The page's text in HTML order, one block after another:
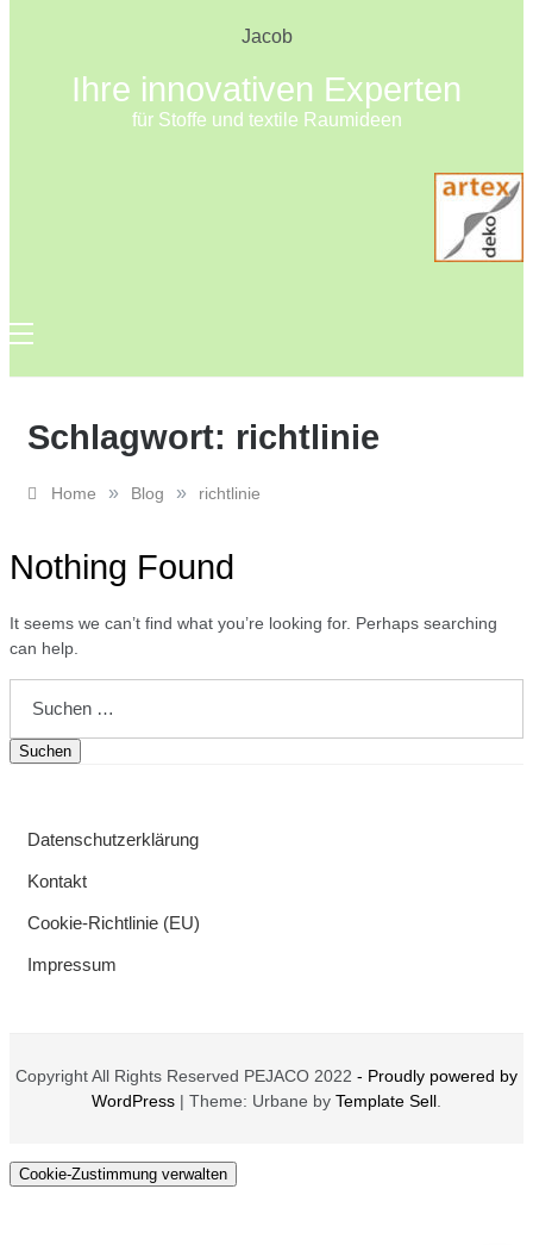
Ihre innovativen Experten
für Stoffe und textile Raumideen
Schlagwort: richtlinie
Home » Blog » richtlinie
Nothing Found
It seems we can’t find what you’re looking for. Perhaps searching
can help.
nach:
Datenschutzerklärung
Kontakt
Cookie-Richtlinie (EU)
Impressum
Copyright All Rights Reserved PEJACO 2022 - Proudly powered by
WordPress | Theme: Urbane by Template Sell.
Cookie-Zustimmung verwalten